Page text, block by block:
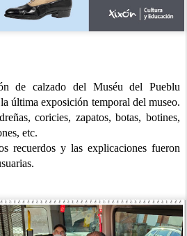
de calzado del Muséu del Pueblu
última exposición temporal del museo.
coricies, zapatos, botas, botines,
etc.
recuerdos y las explicaciones fueron